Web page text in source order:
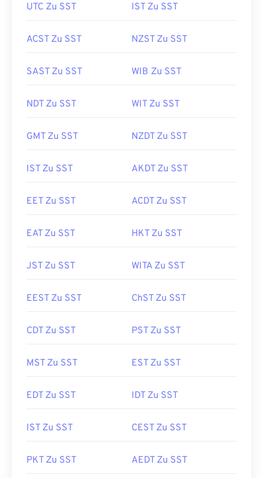
UTC Zu SST IST Zu SST
ACST Zu SST NZST Zu SST
SAST Zu SST WIB Zu SST
NDT Zu SST WIT Zu SST
GMT Zu SST NZDT Zu SST
IST Zu SST AKDT Zu SST
EET Zu SST ACDT Zu SST
EAT Zu SST HKT Zu SST
JST Zu SST WITA Zu SST
EEST Zu SST ChST Zu SST
CDT Zu SST PST Zu SST
MST Zu SST EST Zu SST
EDT Zu SST IDT Zu SST
IST Zu SST CEST Zu SST
PKT Zu SST AEDT Zu SST